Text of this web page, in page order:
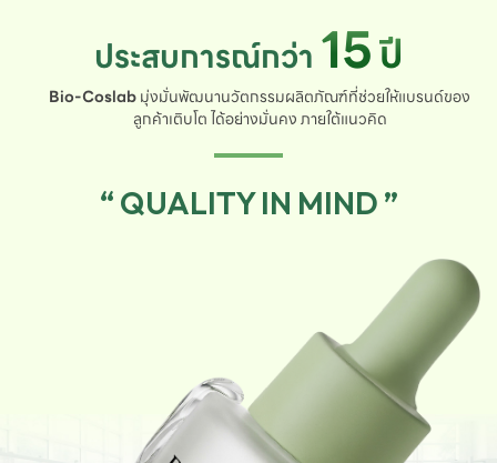
ประสบการณ์กว่า 15ปี
Bio-Coslabมุ่งมั่นพัฒนานวัตกรรมผลิตภัณฑ์ที่ช่วยให้แบรนด์ของ
ลูกค้าเติบโต ได้อย่างมั่นคง ภายใต้แนวคิด
“ QUALITY IN MIND ”